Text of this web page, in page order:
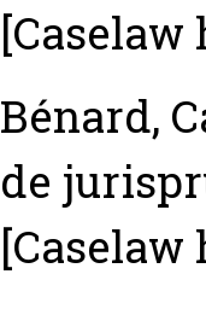
[Caselaw
Bénard,
de
[Caselaw